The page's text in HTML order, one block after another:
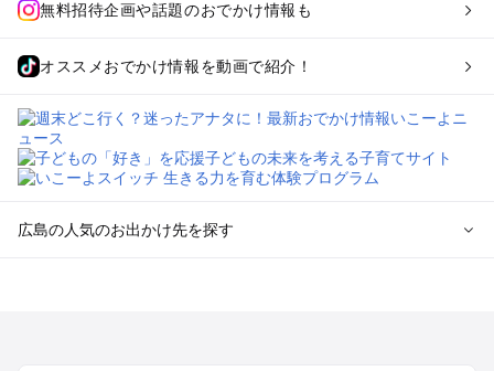
無料招待企画や話題のおでかけ情報も
オススメおでかけ情報を動画で紹介！
広島の人気のお出かけ先を探す